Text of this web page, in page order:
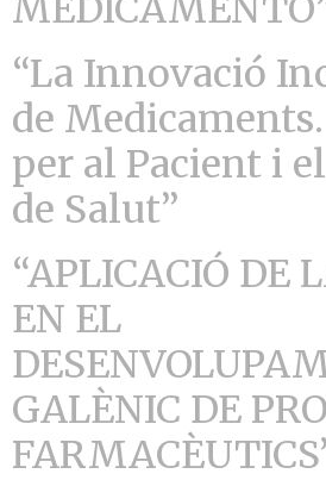
“La Innovació
de
per al Pacient i
de Salut”
“APLICACIÓ DE
EN EL
GALÈNIC DE